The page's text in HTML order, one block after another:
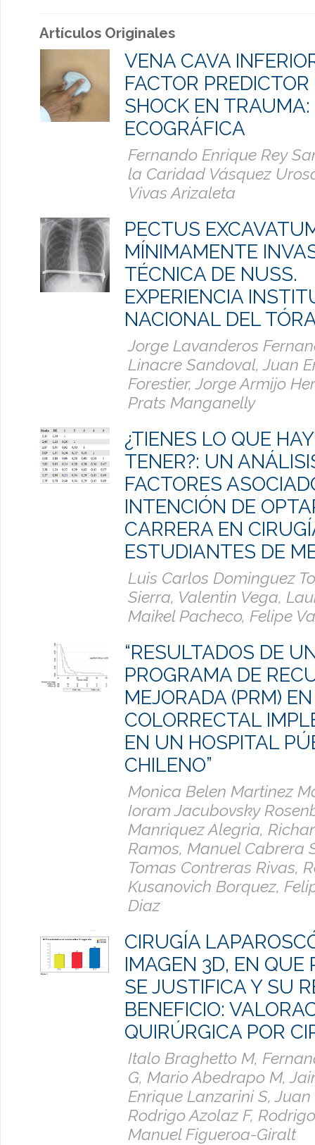
Artículos Originales
VENA CAVA
FACTOR PREDICTOR
SHOCK EN
ECOGRÁFICA
Fernando Enrique Rey
la Caridad Vásquez
Vivas Arizaleta
PECTUS
MÍNIMAMENTE
TÉCNICA DE NUSS.
EXPERIENCIA
NACIONAL DEL
Jorge Lavanderos
Linacre Sandoval, Juan
Forestier, Jorge Armijo
Prats Manganelly
¿TIENES LO QUE
TENER?: UN
FACTORES
INTENCIÓN DE
CARRERA EN
ESTUDIANTES DE
Luis Carlos Dominguez
Sierra, Valentin Vega,
Maikel Pacheco, Felipe
“RESULTADOS DE
PROGRAMA DE
MEJORADA (PRM)
COLORRECTAL
EN UN HOSPITAL
CHILENO”
Monica Belen Martinez
Ioram Jacubovsky
Manriquez Alegria,
Ramos, Manuel Cabrera
Tomas Contreras Rivas,
Kusanovich Borquez,
Diaz
CIRUGÍA
IMAGEN 3D, EN QUE
SE JUSTIFICA Y SU
BENEFICIO:
QUIRÚRGICA POR
Italo Braghetto M,
G, Mario Abedrapo M,
Enrique Lanzarini S,
Rodrigo Azolaz F,
Manuel Figueroa-Giralt